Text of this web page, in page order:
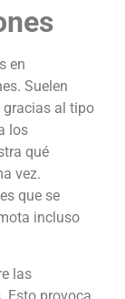
en
Suelen
gracias al tipo
los
qué
vez.
que se
incluso
las